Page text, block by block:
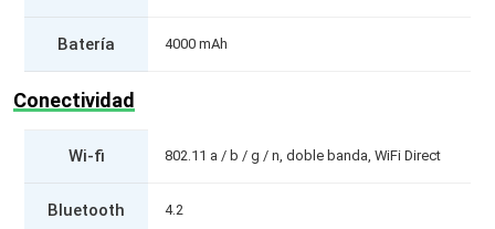
Batería 4000 mAh
Conectividad
Wi-fi 802.11 a / b / g / n, doble banda, WiFi Direct
Bluetooth 4.2